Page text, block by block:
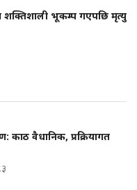
शक्तिशाली भूकम्प गएपछि मृत्यु
काठ वैधानिक, प्रक्रियागत